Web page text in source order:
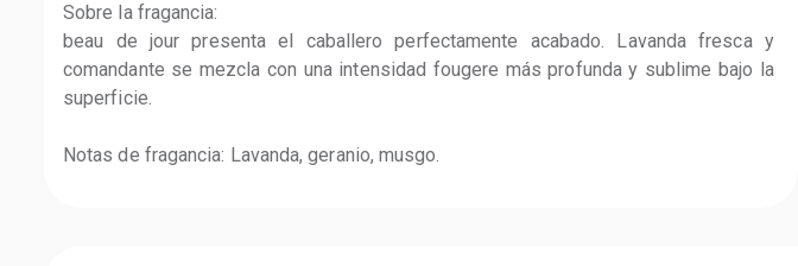
Sobre la fragancia:
beau de jour presenta el caballero perfectamente acabado. Lavanda fresca y
comandante se mezcla con una intensidad fougere más profunda y sublime bajo la
superficie.
Notas de fragancia: Lavanda, geranio, musgo.